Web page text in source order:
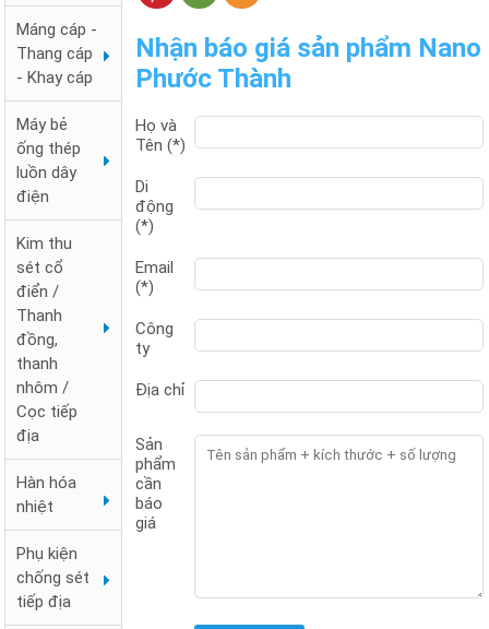
Nhận báo giá sản phẩm Nano
Phước Thành
Họ và
Tên (*)
Di
động
(*)
Email
(*)
Công
ty
Địa chỉ
Sản
phẩm
cần
báo
giá
Máng cáp -
Thang cáp
- Khay cáp
Máy bẻ
ống thép
luồn dây
điện
Kim thu
sét cổ
điển /
Thanh
đồng,
thanh
nhôm /
Cọc tiếp
địa
Hàn hóa
nhiệt
Phụ kiện
chống sét
tiếp địa
Đai chặn sắt